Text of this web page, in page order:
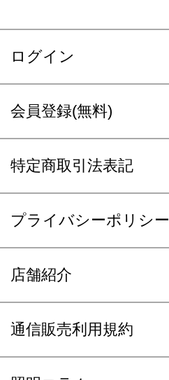
ログイン
会員登録(無料)
特定商取引法表記
プライバシーポリシー
店舗紹介
通信販売利用規約